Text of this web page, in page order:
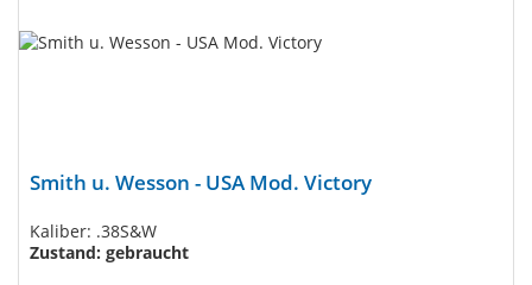
Smith u. Wesson - USA Mod. Victory
Kaliber: .38S&W
Zustand: gebraucht